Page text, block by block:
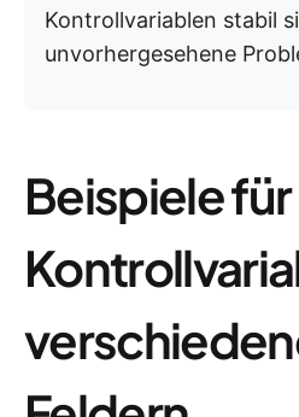
Kontrollvariablen stabil
unvorhergesehene
Beispiele für